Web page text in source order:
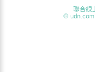
聯合線
©